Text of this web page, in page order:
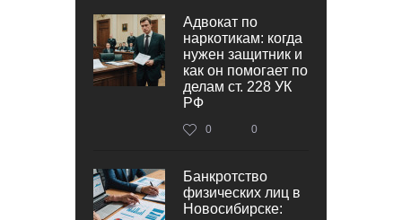
Адвокат по
наркотикам: когда
нужен защитник и
как он помогает по
делам ст. 228 УК
РФ
0 0
Банкротство
физических лиц в
Новосибирске: